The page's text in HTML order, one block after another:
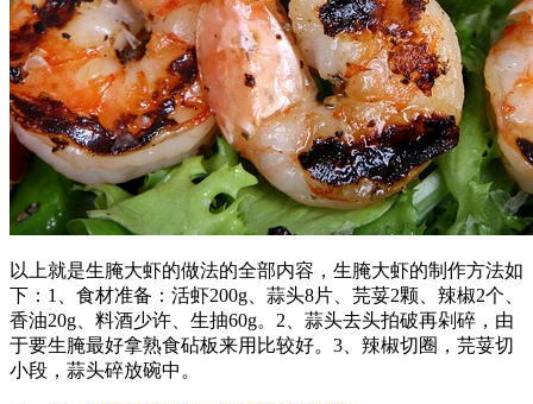
以上就是生腌大虾的做法的全部内容，生腌大虾的制作方法如
下：1、食材准备：活虾200g、蒜头8片、芫荽2颗、辣椒2个、
香油20g、料酒少许、生抽60g。2、蒜头去头拍破再剁碎，由
于要生腌最好拿熟食砧板来用比较好。3、辣椒切圈，芫荽切
小段，蒜头碎放碗中。